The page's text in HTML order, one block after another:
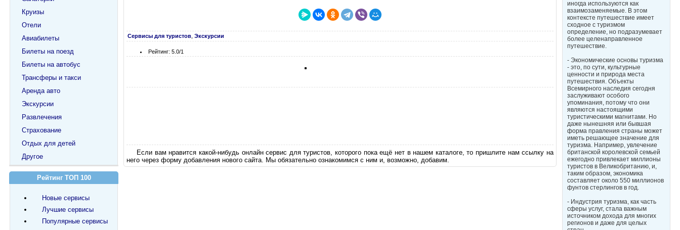
Сервисы для туристов Экскурсии
Рейтинг: 5.0/1
Если вам нравится какой-нибудь онлайн сервис для туристов, которого пока ещё нет в нашем каталоге, то пришлите нам ссылку на
него через форму добавления нового сайта. Мы обязательно ознакомимся с ним и, возможно, добавим.
Круизы
Отели
Авиабилеты
Билеты на поезд
Билеты на автобус
Трансферы и такси
Аренда авто
Экскурсии
Развлечения
Страхование
Отдых для детей
Другое
Рейтинг ТОП 100
Новые сервисы
Лучшие сервисы
Популярные сервисы
иногда используются как
взаимозаменяемые. В этом
контексте путешествие имеет
сходное с туризмом
определение, но подразумевает
более целенаправленное
путешествие.
- Экономические основы туризма
- это, по сути, культурные
ценности и природа места
путешествия. Объекты
Всемирного наследия сегодня
заслуживают особого
упоминания, потому что они
являются настоящими
туристическими магнитами. Но
даже нынешняя или бывшая
форма правления страны может
иметь решающее значение для
туризма. Например, увлечение
британской королевской семьей
ежегодно привлекает миллионы
туристов в Великобританию, и,
таким образом, экономика
составляет около 550 миллионов
фунтов стерлингов в год.
- Индустрия туризма, как часть
сферы услуг, стала важным
источником дохода для многих
регионов и даже для целых